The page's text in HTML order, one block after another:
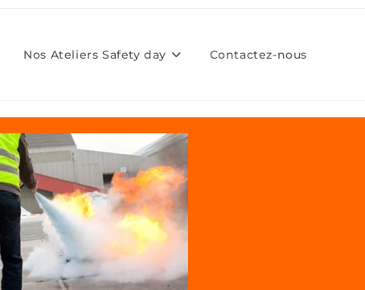
Nos Ateliers Safety day Contactez-nous